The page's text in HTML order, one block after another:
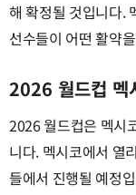
해 확정될 것입니다.
선수들이 어떤 활약
2026 월드컵 멕
2026 월드컵은 멕시
니다. 멕시코에서 열
들에서 진행될 예정